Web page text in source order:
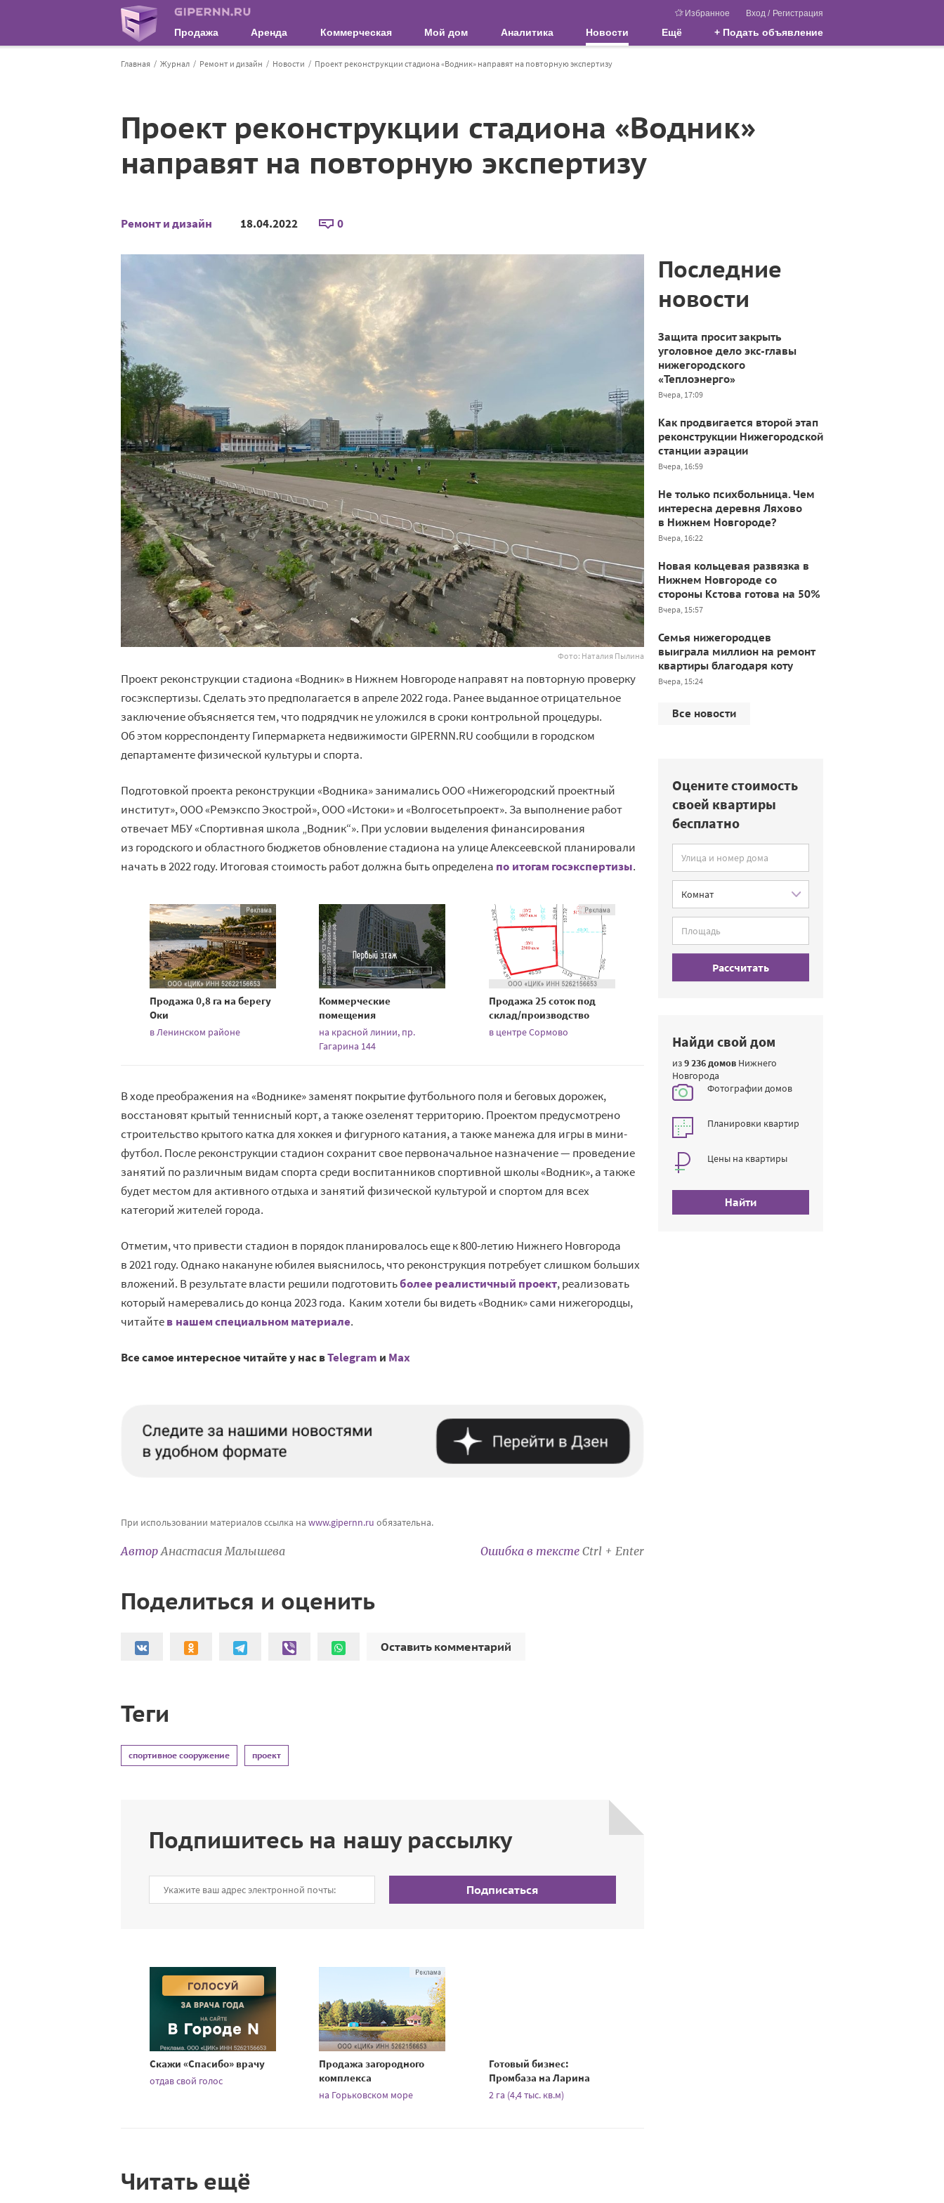
Избранное Вход / Регистрация
Продажа Аренда Коммерческая Мой дом Аналитика Новости Ещё + Подать объявление
Главная Журнал Ремонт и дизайн Новости Проект реконструкции стадиона «Водник» направят на повторную экспертизу
Проект реконструкции стадиона «Водник»
направят на повторную экспертизу
Ремонт и дизайн 18.04.2022 0
Фото: Наталия Пылина
Проект реконструкции стадиона «Водник» в Нижнем Новгороде направят на повторную проверку
госэкспертизы. Сделать это предполагается в апреле 2022 года. Ранее выданное отрицательное
заключение объясняется тем, что подрядчик не уложился в сроки контрольной процедуры.
Об этом корреспонденту Гипермаркета недвижимости GIPERNN.RU сообщили в городском
департаменте физической культуры и спорта.
Подготовкой проекта реконструкции «Водника» занимались ООО «Нижегородский проектный
институт», ООО «Ремэкспо Экострой», ООО «Истоки» и «Волгосетьпроект». За выполнение работ
отвечает МБУ «Спортивная школа „Водник“». При условии выделения финансирования
из городского и областного бюджетов обновление стадиона на улице Алексеевской планировали
начать в 2022 году. Итоговая стоимость работ должна быть определена по итогам госэкспертизы.
Продажа 0,8 га на берегу
Оки
в Ленинском районе
Коммерческие
помещения
на красной линии, пр.
Гагарина 144
Продажа 25 соток под
склад/производство
в центре Сормово
В ходе преображения на «Воднике» заменят покрытие футбольного поля и беговых дорожек,
восстановят крытый теннисный корт, а также озеленят территорию. Проектом предусмотрено
строительство крытого катка для хоккея и фигурного катания, а также манежа для игры в мини-
футбол. После реконструкции стадион сохранит свое первоначальное назначение — проведение
занятий по различным видам спорта среди воспитанников спортивной школы «Водник», а также
будет местом для активного отдыха и занятий физической культурой и спортом для всех
категорий жителей города.
Отметим, что привести стадион в порядок планировалось еще к 800-летию Нижнего Новгорода
в 2021 году. Однако накануне юбилея выяснилось, что реконструкция потребует слишком больших
вложений. В результате власти решили подготовитьболее реалистичный проект, реализовать
который намеревались до конца 2023 года. Каким хотели бы видеть «Водник» сами нижегородцы,
читайтев нашем специальном материале.
Все самое интересное читайте у нас вTelegram и Mах
При использовании материалов ссылка на www.gipernn.ru обязательна.
АвторАнастасия Малышева Ошибка в тексте Ctrl + Enter
Поделиться и оценить
Оставить комментарий
Теги
спортивное сооружение проект
Подпишитесь на нашу рассылку
Подписаться
Скажи «Спасибо» врачу
отдав свой голос
Продажа загородного
комплекса
на Горьковском море
Готовый бизнес:
Промбаза на Ларина
2 га (4,4 тыс. кв.м)
Читать ещё
Последние
новости
Защита просит закрыть
уголовное дело экс-главы
нижегородского
«Теплоэнерго»
Вчера, 17:09
Как продвигается второй этап
реконструкции Нижегородской
станции аэрации
Вчера, 16:59
Не только психбольница. Чем
интересна деревня Ляхово
в Нижнем Новгороде?
Вчера, 16:22
Новая кольцевая развязка в
Нижнем Новгороде со
стороны Кстова готова на 50%
Вчера, 15:57
Семья нижегородцев
выиграла миллион на ремонт
квартиры благодаря коту
Вчера, 15:24
Все новости
Оцените стоимость
своей квартиры
бесплатно
Рассчитать
Найди свой дом
из9 236 домов Нижнего
Новгорода
Фотографии домов
Планировки квартир
Цены на квартиры
Найти